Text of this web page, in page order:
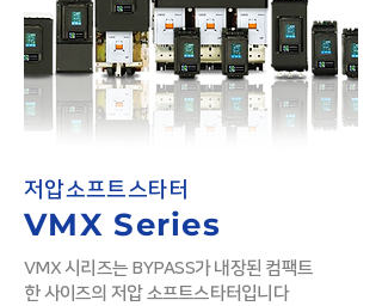
저압소프트스타터
VMX Series
VMX 시리즈는 BYPASS가 내장된 컴팩트
한 사이즈의 저압 소프트스타터입니다